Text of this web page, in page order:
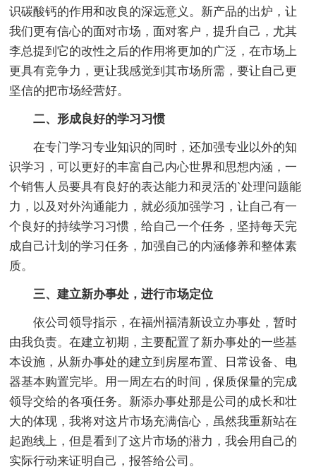
识碳酸钙的作用和改良的深远意义。新产品的出炉，让
我们更有信心的面对市场，面对客户，提升自己，尤其
李总提到它的改性之后的作用将更加的广泛，在市场上
更具有竞争力，更让我感觉到其市场所需，要让自己更
坚信的把市场经营好。
二、形成良好的学习习惯
在专门学习专业知识的同时，还加强专业以外的知
识学习，可以更好的丰富自己内心世界和思想内涵，一
个销售人员要具有良好的表达能力和灵活的`处理问题能
力，以及对外沟通能力，就必须加强学习，让自己有一
个良好的持续学习习惯，给自己一个任务，坚持每天完
成自己计划的学习任务，加强自己的内涵修养和整体素
质。
三、建立新办事处，进行市场定位
依公司领导指示，在福州福清新设立办事处，暂时
由我负责。在建立初期，主要配置了新办事处的一些基
本设施，从新办事处的建立到房屋布置、日常设备、电
器基本购置完毕。用一周左右的时间，保质保量的完成
领导交给的各项任务。新添办事处那是公司的成长和壮
大的体现，我将对这片市场充满信心，虽然我重新站在
起跑线上，但是看到了这片市场的潜力，我会用自己的
实际行动来证明自己，报答给公司。